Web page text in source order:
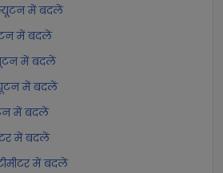
में बदलें
में बदलें
में बदलें
में बदलें
में बदलें
में बदलें
में बदलें